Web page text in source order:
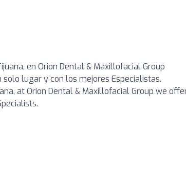
en Orion Dental & Maxillofacial Group
lugar y con los mejores Especialistas.
at Orion Dental & Maxillofacial Group we